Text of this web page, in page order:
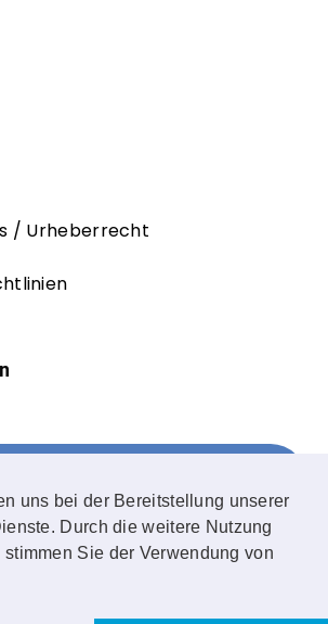
uns bei der Bereitstellung unserer
Durch die weitere Nutzung
Sie der Verwendung von
/ Urheberrecht